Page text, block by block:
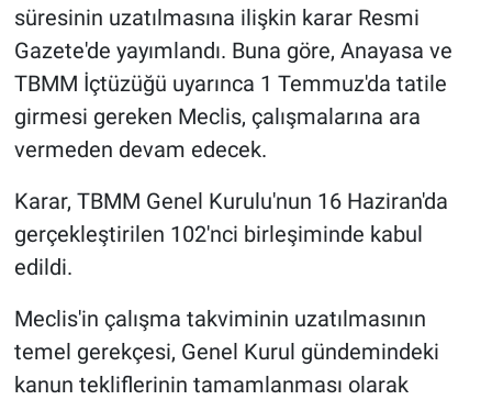
süresinin uzatılmasına ilişkin karar Resmi
Gazete'de yayımlandı. Buna göre, Anayasa ve
TBMM İçtüzüğü uyarınca 1 Temmuz'da tatile
girmesi gereken Meclis, çalışmalarına ara
vermeden devam edecek.
Karar, TBMM Genel Kurulu'nun 16 Haziran'da
gerçekleştirilen 102'nci birleşiminde kabul
edildi.
Meclis'in çalışma takviminin uzatılmasının
temel gerekçesi, Genel Kurul gündemindeki
kanun tekliflerinin tamamlanması olarak